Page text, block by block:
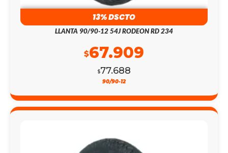
13% DSCTO
LLANTA 90/90-12 54J RODEON RD 234
$77.688
$67.909
90/90-12